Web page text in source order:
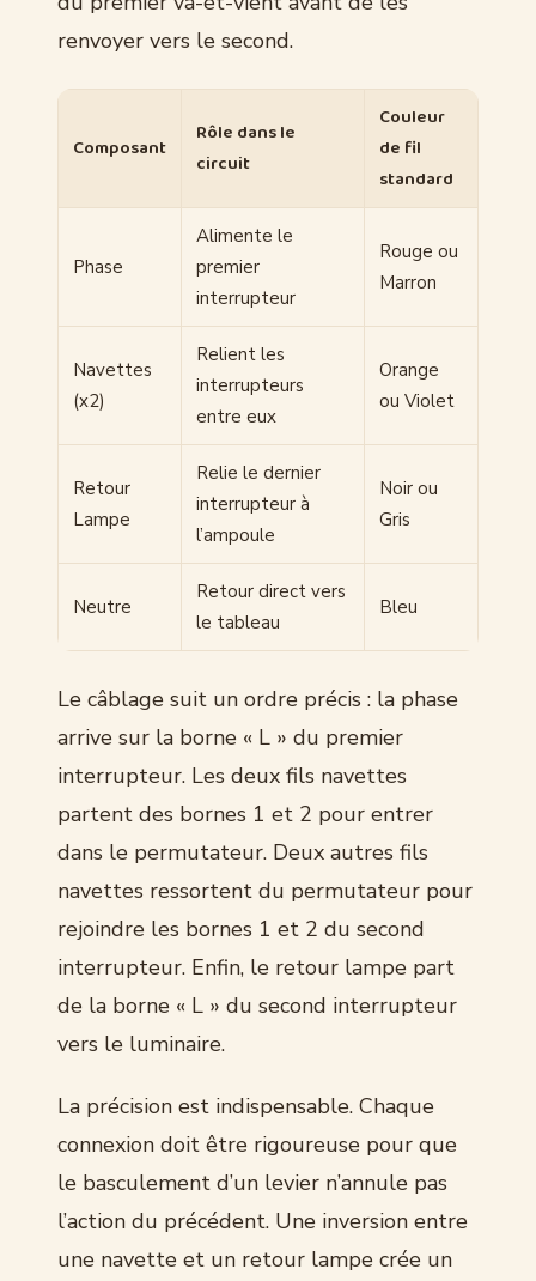
renvoyer vers le second.
Composant
Rôle dans le
circuit
Couleur
de fil
standard
Phase
Alimente le
premier
interrupteur
Rouge ou
Marron
Navettes
(x2)
Relient les
interrupteurs
entre eux
Orange
ou Violet
Retour
Lampe
Relie le dernier
interrupteur à
l’ampoule
Noir ou
Gris
Neutre
Retour direct vers
le tableau
Bleu
Le câblage suit un ordre précis : la phase
arrive sur la borne « L » du premier
interrupteur. Les deux fils navettes
partent des bornes 1 et 2 pour entrer
dans le permutateur. Deux autres fils
navettes ressortent du permutateur pour
rejoindre les bornes 1 et 2 du second
interrupteur. Enfin, le retour lampe part
de la borne « L » du second interrupteur
vers le luminaire.
La précision est indispensable. Chaque
connexion doit être rigoureuse pour que
le basculement d’un levier n’annule pas
l’action du précédent. Une inversion entre
une navette et un retour lampe crée un